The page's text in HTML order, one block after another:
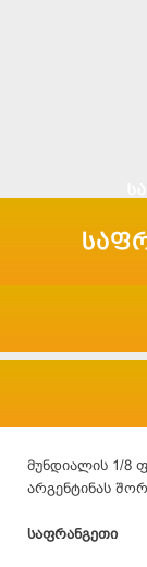
მუნდიალის 1/8
არგენტინას
საფრანგეთი